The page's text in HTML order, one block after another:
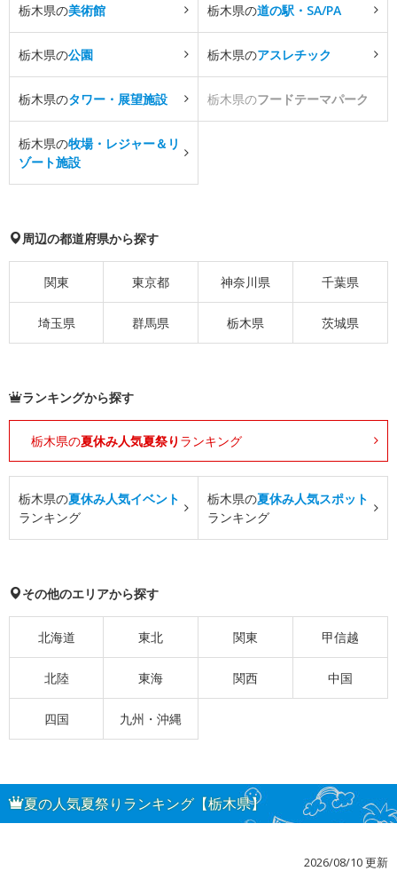
栃木県の美術館 栃木県の道の駅・SA/PA
栃木県の公園 栃木県のアスレチック
栃木県のタワー・展望施設 栃木県のフードテーマパーク
栃木県の牧場・レジャー＆リ
ゾート施設
周辺の都道府県から探す
関東 東京都 神奈川県 千葉県
埼玉県 群馬県 栃木県 茨城県
ランキングから探す
栃木県の夏休み人気夏祭り ランキング
栃木県の夏休み人気イベント
ランキング
栃木県の夏休み人気スポット
ランキング
その他のエリアから探す
北海道 東北 関東 甲信越
北陸 東海 関西 中国
四国 九州・沖縄
夏の人気夏祭りランキング【栃木県】
2026/08/10 更新